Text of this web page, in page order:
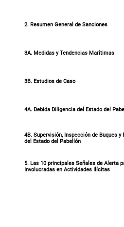
2. Resumen General de Sanciones
3A. Medidas y Tendencias Marítimas
3B. Estudios de Caso
4A. Debida Diligencia del Estado del
4B. Supervisión, Inspección de Buques
del Estado del Pabellón
5. Las 10 principales Señales de Alerta
Involucradas en Actividades Ilícitas